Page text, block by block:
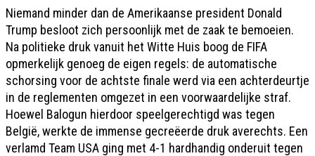
Niemand minder dan de Amerikaanse president Donald
Trump besloot zich persoonlijk met de zaak te bemoeien.
Na politieke druk vanuit het Witte Huis boog de FIFA
opmerkelijk genoeg de eigen regels: de automatische
schorsing voor de achtste finale werd via een achterdeurtje
in de reglementen omgezet in een voorwaardelijke straf.
Hoewel Balogun hierdoor speelgerechtigd was tegen
België, werkte de immense gecreëerde druk averechts. Een
verlamd Team USA ging met 4-1 hardhandig onderuit tegen